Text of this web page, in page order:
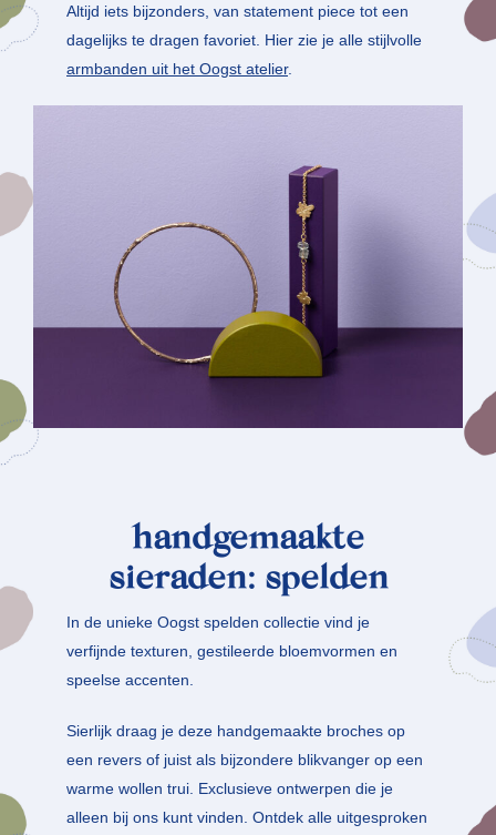
Altijd iets bijzonders, van statement piece tot een
dagelijks te dragen favoriet. Hier zie je alle stijlvolle
armbanden uit het Oogst atelier.
handgemaakte
sieraden: spelden
In de unieke Oogst spelden collectie vind je
verfijnde texturen, gestileerde bloemvormen en
speelse accenten.
Sierlijk draag je deze handgemaakte broches op
een revers of juist als bijzondere blikvanger op een
warme wollen trui. Exclusieve ontwerpen die je
alleen bij ons kunt vinden. Ontdek alle uitgesproken